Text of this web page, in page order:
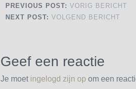
PREVIOUS POST: VORIG BERICHT
NEXT POST: VOLGEND BERICHT
Geef een reactie
Je moet ingelogd zijn op om een